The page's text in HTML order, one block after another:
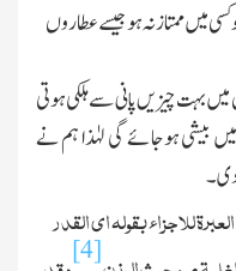
میں ممتاز نہ ہو جیسے عطاروں
میں بہت چیزیں پانی سے ہلکی ہوتی
میں بیشی ہوجائے گی لہٰذا ہم نے
للاجزاء بقولہ ای القدر
[4]